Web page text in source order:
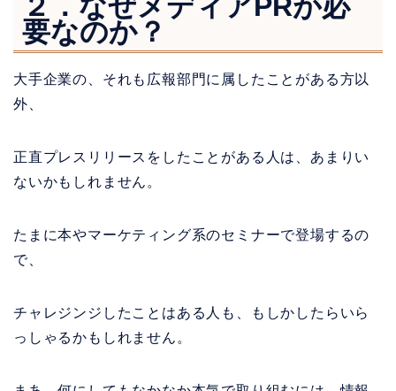
要なのか？
大手企業の、それも広報部門に属したことがある方以
外、
正直プレスリリースをしたことがある人は、あまりい
ないかもしれません。
たまに本やマーケティング系のセミナーで登場するの
で、
チャレジンジしたことはある人も、もしかしたらいら
っしゃるかもしれません。